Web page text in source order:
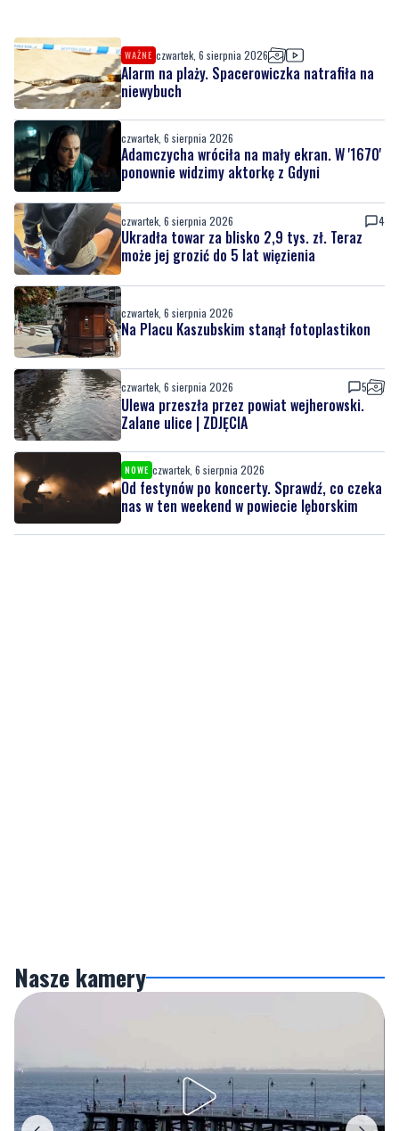
WAŻNE czwartek, 6 sierpnia 2026
Alarm na plaży. Spacerowiczka natrafiła na
niewybuch
czwartek, 6 sierpnia 2026
Adamczycha wróciła na mały ekran. W '1670'
ponownie widzimy aktorkę z Gdyni
czwartek, 6 sierpnia 2026 4
Ukradła towar za blisko 2,9 tys. zł. Teraz
może jej grozić do 5 lat więzienia
czwartek, 6 sierpnia 2026
Na Placu Kaszubskim stanął fotoplastikon
czwartek, 6 sierpnia 2026 5
Ulewa przeszła przez powiat wejherowski.
Zalane ulice | ZDJĘCIA
NOWE czwartek, 6 sierpnia 2026
Od festynów po koncerty. Sprawdź, co czeka
nas w ten weekend w powiecie lęborskim
Nasze kamery